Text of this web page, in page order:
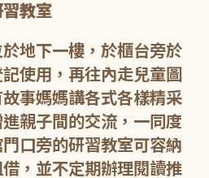
教室
地下一樓，於櫃台旁於
使用，再往內走兒童圖
事媽媽講各式各樣精采
親子間的交流，一同度
口旁的研習教室可容納
，並不定期辦理閱讀推